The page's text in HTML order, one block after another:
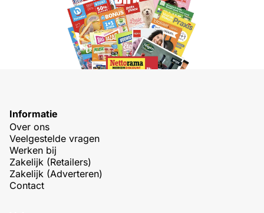
Informatie
Over ons
Veelgestelde vragen
Werken bij
Zakelijk (Retailers)
Zakelijk (Adverteren)
Contact